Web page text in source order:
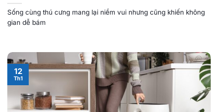
Sống cùng thú cưng mang lại niềm vui nhưng cũng khiến không
gian dễ bám
12
Th1